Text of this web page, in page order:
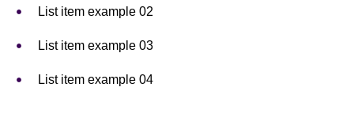
List item example 02
List item example 03
List item example 04